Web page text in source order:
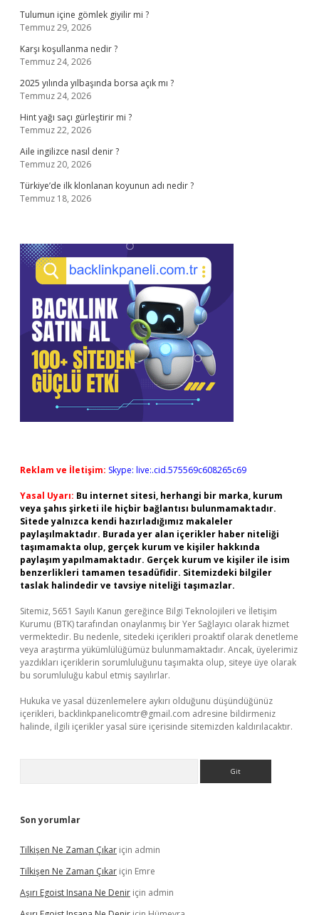
Tulumun içine gömlek giyilir mi ?
Temmuz 29, 2026
Karşı koşullanma nedir ?
Temmuz 24, 2026
2025 yılında yılbaşında borsa açık mı ?
Temmuz 24, 2026
Hint yağı saçı gürleştirir mi ?
Temmuz 22, 2026
Aile ingilizce nasıl denir ?
Temmuz 20, 2026
Türkiye’de ilk klonlanan koyunun adı nedir ?
Temmuz 18, 2026
Reklam ve İletişim: Skype: live:.cid.575569c608265c69
Yasal Uyarı: Bu internet sitesi, herhangi bir marka, kurum
veya şahıs şirketi ile hiçbir bağlantısı bulunmamaktadır.
Sitede yalnızca kendi hazırladığımız makaleler
paylaşılmaktadır. Burada yer alan içerikler haber niteliği
taşımamakta olup, gerçek kurum ve kişiler hakkında
paylaşım yapılmamaktadır. Gerçek kurum ve kişiler ile isim
benzerlikleri tamamen tesadüfidir. Sitemizdeki bilgiler
taslak halindedir ve tavsiye niteliği taşımazlar.
Sitemiz, 5651 Sayılı Kanun gereğince Bilgi Teknolojileri ve İletişim
Kurumu (BTK) tarafından onaylanmış bir Yer Sağlayıcı olarak hizmet
vermektedir. Bu nedenle, sitedeki içerikleri proaktif olarak denetleme
veya araştırma yükümlülüğümüz bulunmamaktadır. Ancak, üyelerimiz
yazdıkları içeriklerin sorumluluğunu taşımakta olup, siteye üye olarak
bu sorumluluğu kabul etmiş sayılırlar.
Hukuka ve yasal düzenlemelere aykırı olduğunu düşündüğünüz
içerikleri, backlinkpanelicomtr@gmail.com adresine bildirmeniz
halinde, ilgili içerikler yasal süre içerisinde sitemizden kaldırılacaktır.
Son yorumlar
Tilkişen Ne Zaman Çıkar için admin
Tilkişen Ne Zaman Çıkar için Emre
Aşırı Egoist Insana Ne Denir için admin